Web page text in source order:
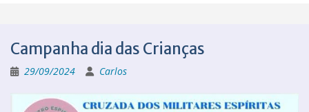
Campanha dia das Crianças
29/09/2024 Carlos